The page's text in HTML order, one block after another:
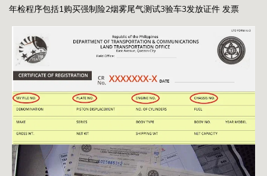
年检程序包括1购买强制险2烟雾尾气测试3验车3发放证件 发票